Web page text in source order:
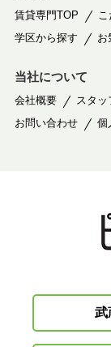
賃貸専門TOP
学区から探す
お
当社について
会社概要 スタッ
お問い合わせ
個
武